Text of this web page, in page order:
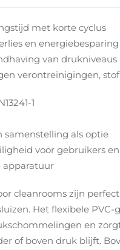
met korte cyclus
en energiebesparing
van drukniveaus
verontreinigingen,
1
samenstelling als optie
voor gebruikers en
apparatuur
cleanrooms zijn
Het flexibele PVC-
en
of boven druk blijft.